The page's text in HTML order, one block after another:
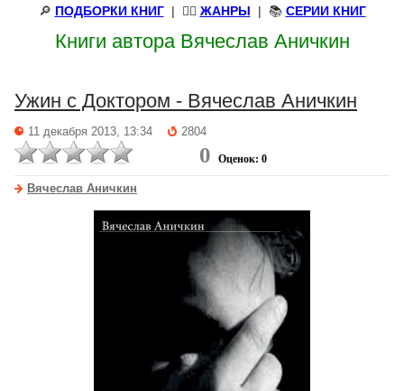
🔎 ПОДБОРКИ КНИГ| 🧝‍♀️ ЖАНРЫ | 📚 СЕРИИ КНИГ
Книги автора Вячеслав Аничкин
Ужин с Доктором - Вячеслав Аничкин
11 декабря 2013, 13:34 2804
0 Оценок: 0
Вячеслав Аничкин